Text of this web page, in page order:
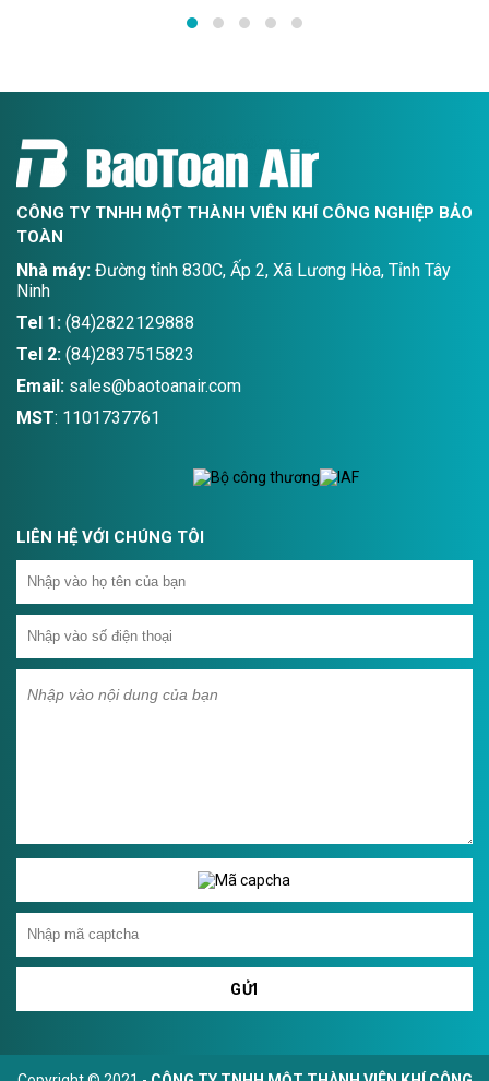
nhiều khu công nghiệp, nhà
dụng CO2 thủy sinh đảm bảo
CÔNG TY TNHH MỘT THÀNH VIÊN KHÍ CÔNG NGHIỆP BẢO
TOÀN
Nhà máy: Đường tỉnh 830C, Ấp 2, Xã Lương Hòa, Tỉnh Tây
Ninh
Tel 1: (84)2822129888
Tel 2: (84)2837515823
Email: sales@baotoanair.com
MST: 1101737761
LIÊN HỆ VỚI CHÚNG TÔI
GỬI